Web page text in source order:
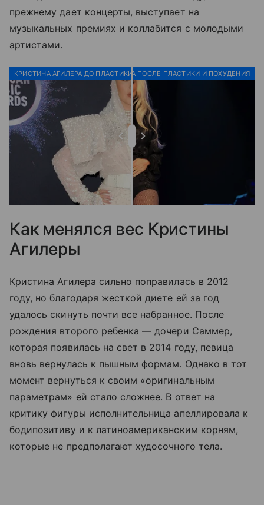
прежнему дает концерты, выступает на
музыкальных премиях и коллабится с молодыми
артистами.
КРИСТИНА АГИЛЕРА ДО ПЛАСТИКИ И ПОХУДЕНИЯ
КРИСТИНА АГИЛЕРА ПОСЛЕ ПЛАСТИКИ И ПОХУДЕНИЯ
Как менялся вес Кристины
Агилеры
Кристина Агилера сильно поправилась в 2012
году, но благодаря жесткой диете ей за год
удалось скинуть почти все набранное. После
рождения второго ребенка — дочери Саммер,
которая появилась на свет в 2014 году, певица
вновь вернулась к пышным формам. Однако в тот
момент вернуться к своим «оригинальным
параметрам» ей стало сложнее. В ответ на
критику фигуры исполнительница апеллировала к
бодипозитиву и к латиноамериканским корням,
которые не предполагают худосочного тела.